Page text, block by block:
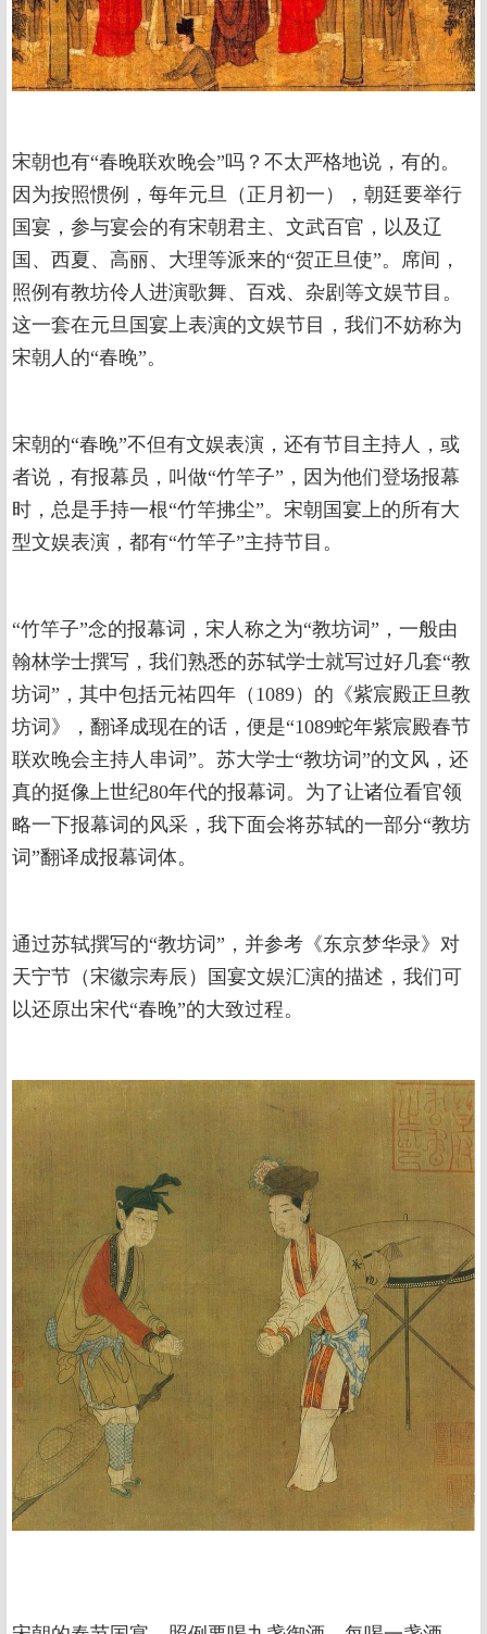
宋朝也有“春晚联欢晚会”吗？不太严格地说，有的。
因为按照惯例，每年元旦（正月初一），朝廷要举行
国宴，参与宴会的有宋朝君主、文武百官，以及辽
国、西夏、高丽、大理等派来的“贺正旦使”。席间，
照例有教坊伶人进演歌舞、百戏、杂剧等文娱节目。
这一套在元旦国宴上表演的文娱节目，我们不妨称为
宋朝人的“春晚”。
宋朝的“春晚”不但有文娱表演，还有节目主持人，或
者说，有报幕员，叫做“竹竿子”，因为他们登场报幕
时，总是手持一根“竹竿拂尘”。宋朝国宴上的所有大
型文娱表演，都有“竹竿子”主持节目。
“竹竿子”念的报幕词，宋人称之为“教坊词”，一般由
翰林学士撰写，我们熟悉的苏轼学士就写过好几套“教
坊词”，其中包括元祐四年（1089）的《紫宸殿正旦教
坊词》，翻译成现在的话，便是“1089蛇年紫宸殿春节
联欢晚会主持人串词”。苏大学士“教坊词”的文风，还
真的挺像上世纪80年代的报幕词。为了让诸位看官领
略一下报幕词的风采，我下面会将苏轼的一部分“教坊
词”翻译成报幕词体。
通过苏轼撰写的“教坊词”，并参考《东京梦华录》对
天宁节（宋徽宗寿辰）国宴文娱汇演的描述，我们可
以还原出宋代“春晚”的大致过程。